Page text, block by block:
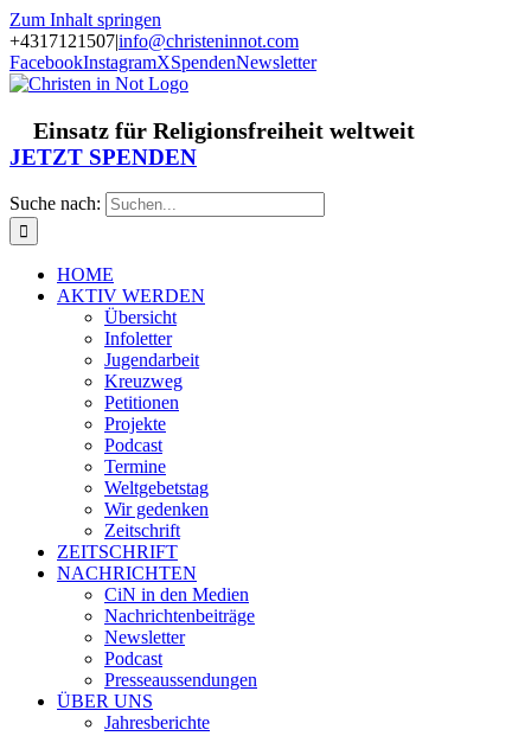
Zum Inhalt springen
+4317121507|info@christeninnot.com
FacebookInstagramXSpendenNewsletter
Einsatz für Religionsfreiheit weltweit
JETZT SPENDEN
Suche nach:
HOME
AKTIV WERDEN
Übersicht
Infoletter
Jugendarbeit
Kreuzweg
Petitionen
Projekte
Podcast
Termine
Weltgebetstag
Wir gedenken
Zeitschrift
ZEITSCHRIFT
NACHRICHTEN
CiN in den Medien
Nachrichtenbeiträge
Newsletter
Podcast
Presseaussendungen
ÜBER UNS
Jahresberichte